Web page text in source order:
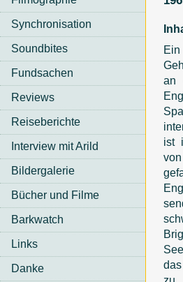
Synchronisation
Soundbites
Fundsachen
Reviews
Reiseberichte
Interview mit Arild
Bildergalerie
Bücher und Filme
Barkwatch
Links
Danke
an
ist